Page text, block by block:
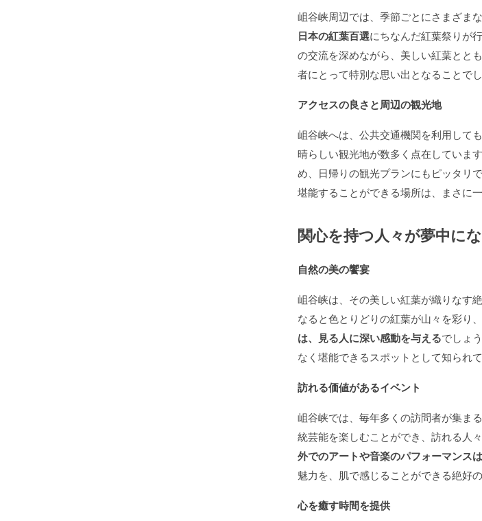
岨谷峡周辺では、季節ごとにさまざま
日本の紅葉百選にちなんだ紅葉祭りが
の交流を深めながら、美しい紅葉とと
者にとって特別な思い出となることでし
アクセスの良さと周辺の観光地
岨谷峡へは、公共交通機関を利用して
晴らしい観光地が数多く点在しています
め、日帰りの観光プランにもピッタリ
堪能することができる場所は、まさに
関心を持つ人々が夢中に
自然の美の饗宴
岨谷峡は、その美しい紅葉が織りなす
なると色とりどりの紅葉が山々を彩り
は、見る人に深い感動を与えるでしょ
なく堪能できるスポットとして知られて
訪れる価値があるイベント
岨谷峡では、毎年多くの訪問者が集ま
統芸能を楽しむことができ、訪れる人
外でのアートや音楽のパフォーマンス
魅力を、肌で感じることができる絶好の
心を癒す時間を提供